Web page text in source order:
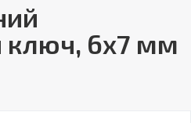
6x7 мм